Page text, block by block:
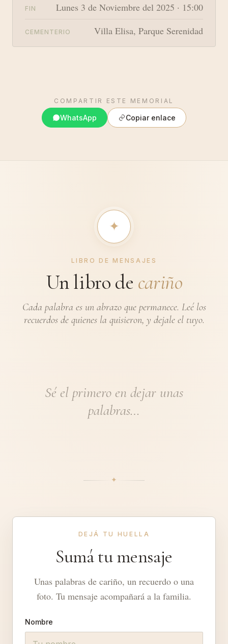
FIN Lunes 3 de Noviembre del 2025 · 15:00
CEMENTERIO Villa Elisa, Parque Serenidad
COMPARTIR ESTE MEMORIAL
WhatsApp Copiar enlace
✦︎
LIBRO DE MENSAJES
Un libro de cariño
Cada palabra es un abrazo que permanece. Leé los
recuerdos de quienes la quisieron, y dejale el tuyo.
Sé el primero en dejar unas
palabras…
✦︎
DEJÁ TU HUELLA
Sumá tu mensaje
Unas palabras de cariño, un recuerdo o una
foto. Tu mensaje acompañará a la familia.
Nombre